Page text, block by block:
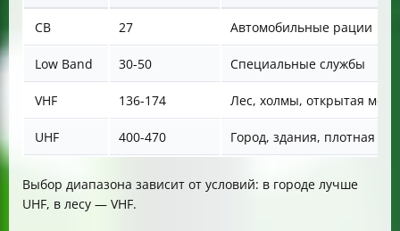
CB 27 Автомобильные рации
Low Band 30-50 Специальные службы
VHF 136-174 Лес, холмы, открытая
UHF 400-470 Город, здания, плотная
Выбор диапазона зависит от условий: в городе лучше
UHF, в лесу — VHF.